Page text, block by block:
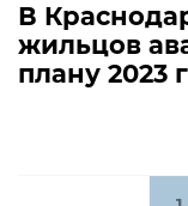
В
жильцов
плану 2023